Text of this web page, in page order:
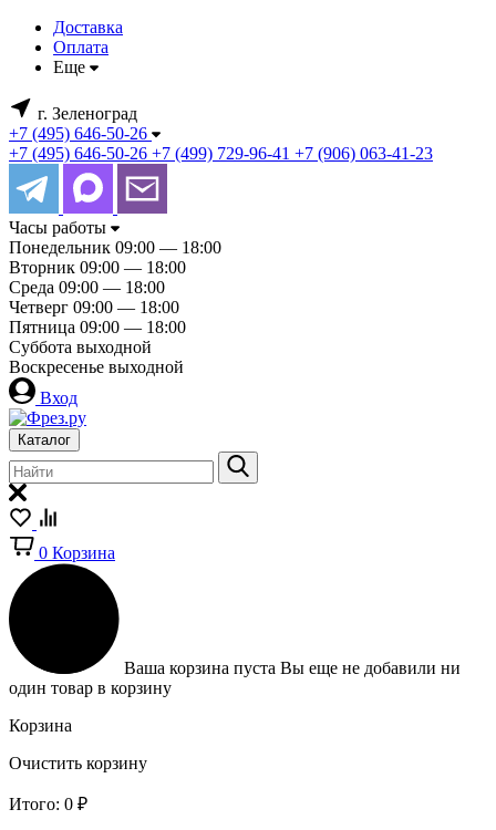
Доставка
Оплата
Еще
г. Зеленоград
+7 (495) 646-50-26
+7 (495) 646-50-26 +7 (499) 729-96-41 +7 (906) 063-41-23
Часы работы
Понедельник 09:00 — 18:00
Вторник 09:00 — 18:00
Среда 09:00 — 18:00
Четверг 09:00 — 18:00
Пятница 09:00 — 18:00
Суббота выходной
Воскресенье выходной
Вход
Каталог
0 Корзина
Ваша корзина пуста Вы еще не добавили ни
один товар в корзину
Корзина
Очистить корзину
Итого: 0 ₽